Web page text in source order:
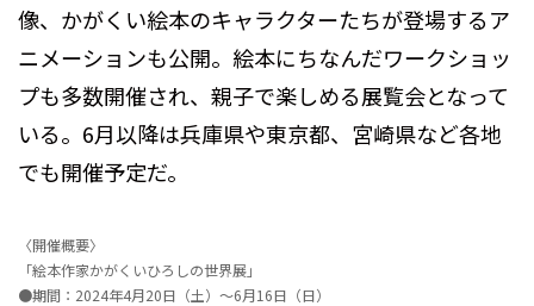
像、かがくい絵本のキャラクターたちが登場するア
ニメーションも公開。絵本にちなんだワークショッ
プも多数開催され、親子で楽しめる展覧会となって
いる。6月以降は兵庫県や東京都、宮崎県など各地
でも開催予定だ。
〈開催概要〉
「絵本作家かがくいひろしの世界展」
●期間：2024年4月20日（土）～6月16日（日）